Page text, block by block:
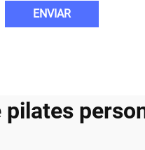
ENVIAR
pilates